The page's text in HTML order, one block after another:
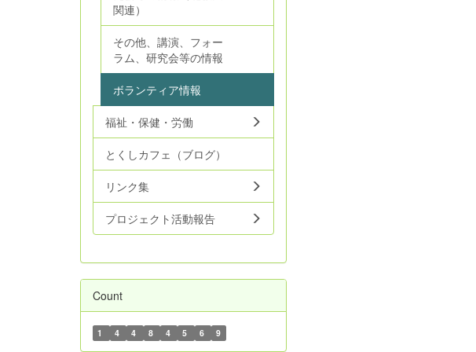
関連）
その他、講演、フォー
ラム、研究会等の情報
ボランティア情報
福祉・保健・労働
とくしカフェ（ブログ）
リンク集
プロジェクト活動報告
Count
1 4 4 8 4 5 6 9